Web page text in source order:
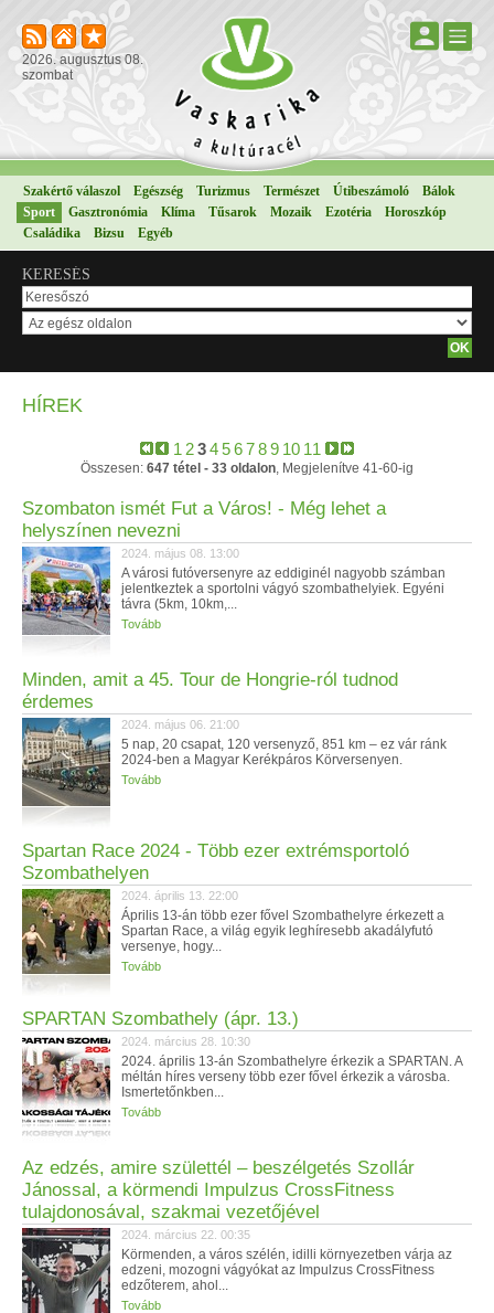
2026. augusztus 08.
szombat
Szakértő válaszol Egészség Turizmus Természet Útibeszámoló
Bálok
Sport
Gasztronómia Klíma Tűsarok Mozaik Ezotéria
Horoszkóp
Családika
Bizsu Egyéb
KERESÉS
HÍREK
1 23456789 10 11
Összesen: 647 tétel - 33 oldalon, Megjelenítve 41-60-ig
Szombaton ismét Fut a Város! - Még lehet a
helyszínen nevezni
2024. május 08. 13:00
A városi futóversenyre az eddiginél nagyobb számban
jelentkeztek a sportolni vágyó szombathelyiek. Egyéni
távra (5km, 10km,...
Tovább
Minden, amit a 45. Tour de Hongrie-ról tudnod
érdemes
2024. május 06. 21:00
5 nap, 20 csapat, 120 versenyző, 851 km – ez vár ránk
2024-ben a Magyar Kerékpáros Körversenyen.
Tovább
Spartan Race 2024 - Több ezer extrémsportoló
Szombathelyen
2024. április 13. 22:00
Április 13-án több ezer fővel Szombathelyre érkezett a
Spartan Race, a világ egyik leghíresebb akadályfutó
versenye, hogy...
Tovább
SPARTAN Szombathely (ápr. 13.)
2024. március 28. 10:30
2024. április 13-án Szombathelyre érkezik a SPARTAN. A
méltán híres verseny több ezer fővel érkezik a városba.
Ismertetőnkben...
Tovább
Az edzés, amire születtél – beszélgetés Szollár
Jánossal, a körmendi Impulzus CrossFitness
tulajdonosával, szakmai vezetőjével
2024. március 22. 00:35
Körmenden, a város szélén, idilli környezetben várja az
edzeni, mozogni vágyókat az Impulzus CrossFitness
edzőterem, ahol...
Tovább